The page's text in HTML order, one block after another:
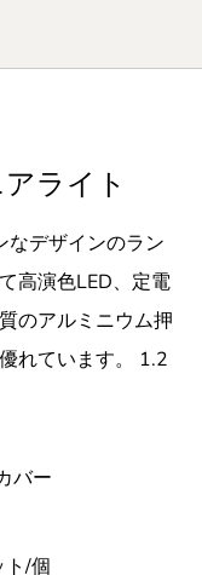
ライト
なデザインのラン
高演色LED、定電
のアルミニウム押
れています。 1.2
バー
/個